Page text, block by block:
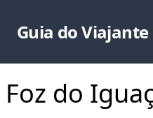
Guia do Viajante
Foz do